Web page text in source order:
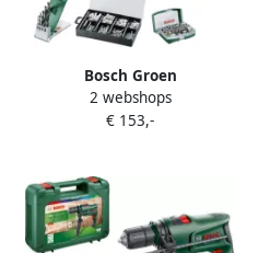
Bosch Groen
UniversalImpact 18V |
Accuklopboorschroevendraaier
accessoires 06039D4107
2 webshops
€ 153,-